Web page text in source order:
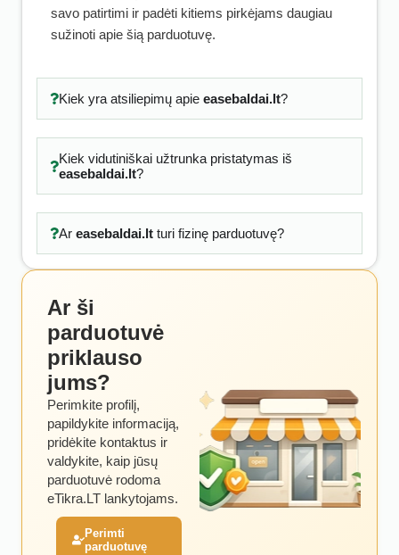
savo patirtimi ir padėti kitiems pirkėjams daugiau
sužinoti apie šią parduotuvę.
Kiek yra atsiliepimų apie easebaldai.lt?
Kiek vidutiniškai užtrunka pristatymas iš
easebaldai.lt?
Ar easebaldai.ltturi fizinę parduotuvę?
Ar ši
parduotuvė
priklauso
jums?
Perimkite profilį,
papildykite informaciją,
pridėkite kontaktus ir
valdykite, kaip jūsų
parduotuvė rodoma
eTikra.LT lankytojams.
Perimti
parduotuvę